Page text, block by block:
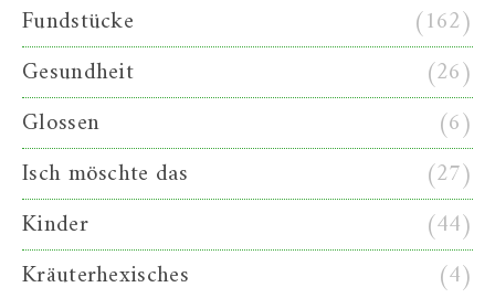
Fundstücke
(162)
Gesundheit
(26)
Glossen
(6)
Isch möschte das
(27)
Kinder
(44)
Kräuterhexisches
(4)